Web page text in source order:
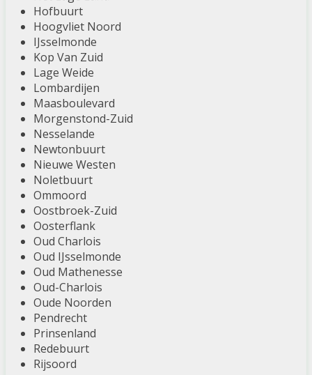
Hofbuurt
Hoogvliet Noord
IJsselmonde
Kop Van Zuid
Lage Weide
Lombardijen
Maasboulevard
Morgenstond-Zuid
Nesselande
Newtonbuurt
Nieuwe Westen
Noletbuurt
Ommoord
Oostbroek-Zuid
Oosterflank
Oud Charlois
Oud IJsselmonde
Oud Mathenesse
Oud-Charlois
Oude Noorden
Pendrecht
Prinsenland
Redebuurt
Rijsoord